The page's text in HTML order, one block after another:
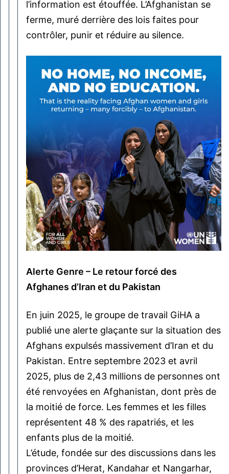
l’information est étouffée. L’Afghanistan se
ferme, muré derrière des lois faites pour
contrôler, punir et réduire au silence.
Alerte Genre – Le retour forcé des
Afghanes d’Iran et du Pakistan
En juin 2025, le groupe de travail GiHA a
publié une alerte glaçante sur la situation des
Afghans expulsés massivement d’Iran et du
Pakistan. Entre septembre 2023 et avril
2025, plus de 2,43 millions de personnes ont
été renvoyées en Afghanistan, dont près de
la moitié de force. Les femmes et les filles
représentent 48 % des rapatriés, et les
enfants plus de la moitié.
L’étude, fondée sur des discussions dans les
provinces d’Herat, Kandahar et Nangarhar,